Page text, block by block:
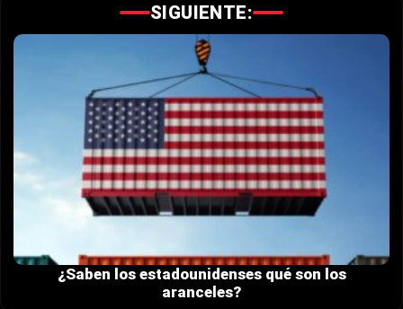
SIGUIENTE:
¿Saben los estadounidenses qué son los
aranceles?